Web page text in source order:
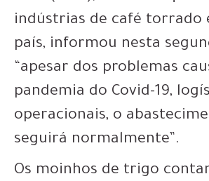
indústrias de café torrado
país, informou nesta
“apesar dos problemas
pandemia do Covid-19,
operacionais, o
seguirá normalmente”.
Os moinhos de trigo